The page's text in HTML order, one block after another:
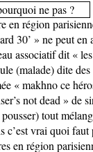
en région
30’ » ne peut en
associatif dit «
(malade) dite
« makhno ce
not dead » de
tout
c’est vrai quoi faut
en région